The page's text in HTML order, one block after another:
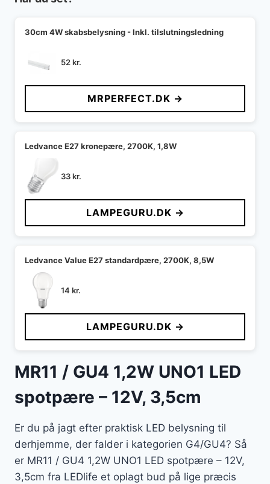
30cm 4W skabsbelysning - Inkl. tilslutningsledning
52kr.
MRPERFECT.DK →
Ledvance E27 kronepære, 2700K, 1,8W
33kr.
LAMPEGURU.DK →
Ledvance Value E27 standardpære, 2700K, 8,5W
14 kr.
LAMPEGURU.DK →
MR11 / GU4 1,2W UNO1 LED
spotpære – 12V, 3,5cm
Er du på jagt efter praktisk LED belysning til
derhjemme, der falder i kategorien G4/GU4? Så
er MR11 / GU4 1,2W UNO1 LED spotpære – 12V,
3,5cm fra LEDlife et oplagt bud på lige præcis